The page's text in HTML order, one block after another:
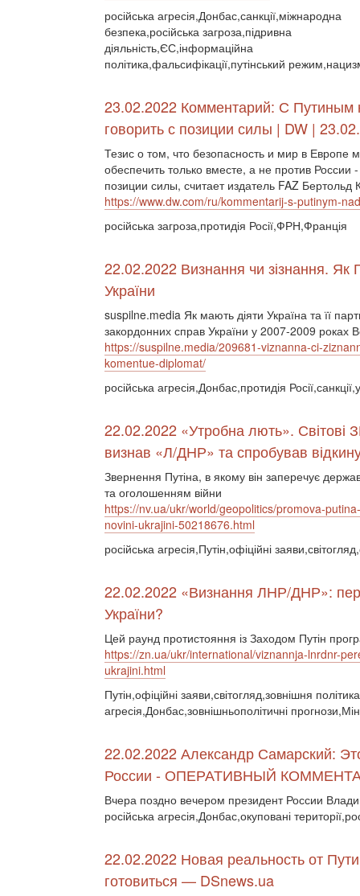
російська агресія,Донбас,санкції,міжнародна
безпека,російська загроза,підривна
діяльність,ЄС,інформаційна
політика,фальсифікації,путінський
23.02.2022 Комментарий: С Путиным
говорить с позиции силы | DW |
Тезис о том, что безопасность и мир в Европе
обеспечить только вместе, а не против
позиции силы, считает издатель FAZ Бертольд
https://www.dw.com/ru/kommentarij-s-putinym-
російська загроза,протидія Росії,ФРН,Франція
22.02.2022 Визнання чи зізнання. Як
України
suspilne.media Як мають діяти Україна та її
закордонних справ України у 2007-2009 роках
https://suspilne.media/209681-viznanna-ci-
komentue-diplomat/
російська агресія,Донбас,протидія
22.02.2022 «Утробна лють». Світові
визнав «Л/ДНР» та спробував
Звернення Путіна, в якому він заперечує
та оголошенням війни
https://nv.ua/ukr/world/geopolitics/promova-
novini-ukrajini-50218676.html
російська агресія,Путін,офіційні
22.02.2022 «Визнання ЛНР/ДНР»:
України?
Цей раунд протистояння із Заходом Путін
https://zn.ua/ukr/international/viznannja-lnrdnr-
ukrajini.html
Путін,офіційні заяви,світогляд,зовнішня
агресія,Донбас,зовнішньополітичні
22.02.2022 Александр Самарский:
России - ОПЕРАТИВНЫЙ
Вчера поздно вечером президент России
російська агресія,Донбас,окуповані
22.02.2022 Новая реальность от
готовиться — DSnews.ua